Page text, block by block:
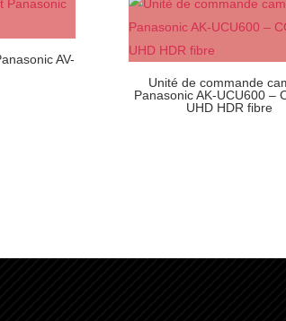
AV-
Unité de commande
Panasonic AK-UCU600 –
UHD HDR fibre